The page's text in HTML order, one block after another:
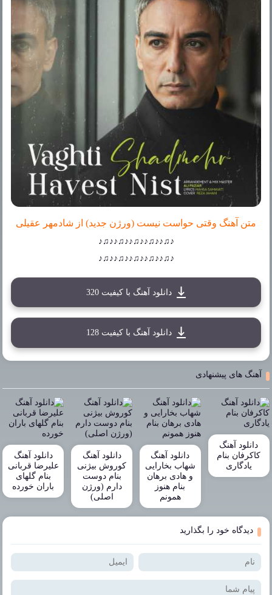
متن آهنگ وقتی حواست نیست (ورژن جدید) از شادمهر عقیلی
♪♫♪♪♫♪♪♫♪♪♫♪♪♫♪
♪♫♪♪♫♪♪♫♪♪♫♪♪♫♪
دانلود آهنگ با کیفیت 320
دانلود آهنگ با کیفیت 128
آهنگ های پیشنهادی
دانلود آهنگ
کاکرفان بنام
یادگاری
دانلود آهنگ
شهاب بخارایی
و هادی برهان
بنام هنوز
همونم
دانلود آهنگ
کوروش بیژنی
بنام دوست
دارم (ورژن
اصلی)
دانلود آهنگ
علیرضا قربانی
بنام گلهای
باران خورده
دیدگاه خود را بگذارید